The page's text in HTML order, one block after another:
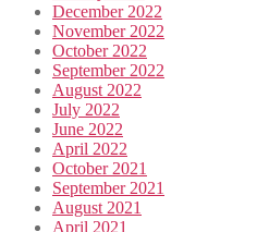
December 2022
November 2022
October 2022
September 2022
August 2022
July 2022
June 2022
April 2022
October 2021
September 2021
August 2021
April 2021